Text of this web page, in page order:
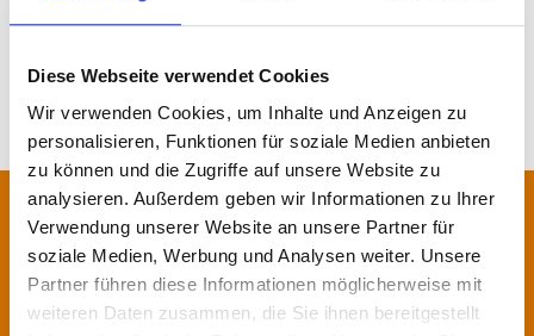
Diese Webseite verwendet Cookies
Wir verwenden Cookies, um Inhalte und Anzeigen zu
personalisieren, Funktionen für soziale Medien anbieten
zu können und die Zugriffe auf unsere Website zu
analysieren. Außerdem geben wir Informationen zu Ihrer
Verwendung unserer Website an unsere Partner für
soziale Medien, Werbung und Analysen weiter. Unsere
Partner führen diese Informationen möglicherweise mit
weiteren Daten zusammen, die Sie ihnen bereitgestellt
Contact us!
Our specialists will be pleased to